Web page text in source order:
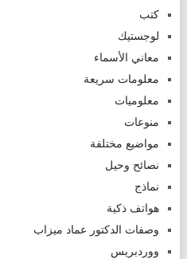
كتب
لوجستيك
معاني الأسماء
معلومات سريعة
معلوميات
منوعات
مواضيع مختلفة
نصائح وحيل
نماذج
هواتف ذكية
وصفات الدكتور عماد ميزاب
ووردبريس